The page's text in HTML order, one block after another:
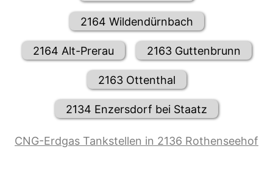
2164 Wildendürnbach
2164 Alt-Prerau 2163 Guttenbrunn
2163 Ottenthal
2134 Enzersdorf bei Staatz
CNG-Erdgas Tankstellen in 2136 Rothenseehof